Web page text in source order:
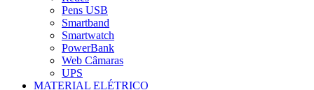
Pens USB
Smartband
Smartwatch
PowerBank
Web Câmaras
UPS
MATERIAL ELÉTRICO